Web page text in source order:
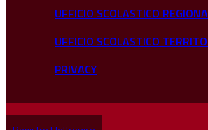
UFFICIO SCOLASTICO
UFFICIO SCOLASTICO
PRIVACY